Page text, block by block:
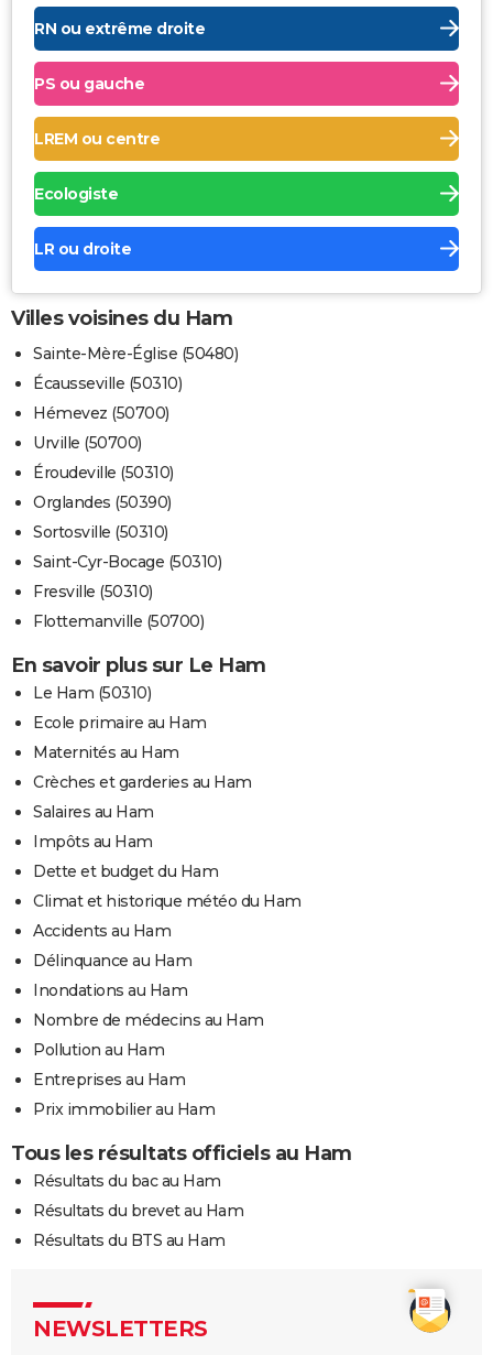
RN ou extrême droite
PS ou gauche
LREM ou centre
Ecologiste
LR ou droite
Villes voisines du Ham
Sainte-Mère-Église (50480)
Écausseville (50310)
Hémevez (50700)
Urville (50700)
Éroudeville (50310)
Orglandes (50390)
Sortosville (50310)
Saint-Cyr-Bocage (50310)
Fresville (50310)
Flottemanville (50700)
En savoir plus sur Le Ham
Le Ham (50310)
Ecole primaire au Ham
Maternités au Ham
Crèches et garderies au Ham
Salaires au Ham
Impôts au Ham
Dette et budget du Ham
Climat et historique météo du Ham
Accidents au Ham
Délinquance au Ham
Inondations au Ham
Nombre de médecins au Ham
Pollution au Ham
Entreprises au Ham
Prix immobilier au Ham
Tous les résultats officiels au Ham
Résultats du bac au Ham
Résultats du brevet au Ham
Résultats du BTS au Ham
NEWSLETTERS